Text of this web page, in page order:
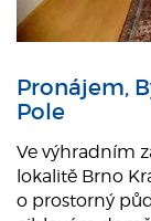
Pronájem,
Pole
Ve výhradním
lokalitě Brno
o prostorný